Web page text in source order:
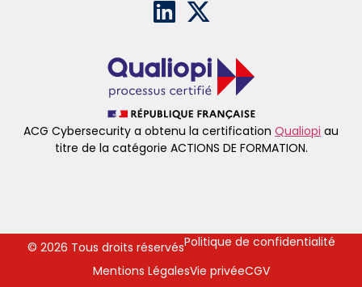
ACG Cybersecurity a obtenu la certification Qualiopi au
titre de la catégorie ACTIONS DE FORMATION.
© 2026 Tous droits réservés
CGV
Politique de confidentialité
Mentions LégalesVie privée